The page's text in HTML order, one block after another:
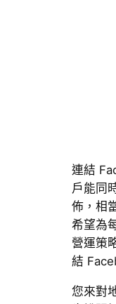
連結
戶能同
佈，相
希望為
營運策
結
您來對